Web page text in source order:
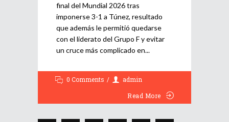
final del Mundial 2026 tras
imponerse 3-1 a Túnez, resultado
que además le permitió quedarse
con el liderato del Grupo F y evitar
un cruce más complicado en
0 Comments
admin
Read More